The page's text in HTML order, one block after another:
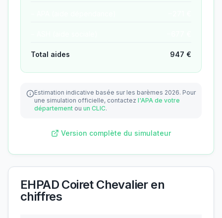
Total aides 947 €
Estimation indicative basée sur les barèmes 2026. Pour
une simulation officielle, contactez l'APA de votre
département ou un CLIC.
Version complète du simulateur
EHPAD Coiret Chevalieren
chiffres